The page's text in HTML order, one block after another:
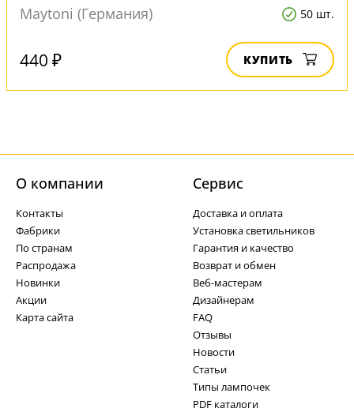
Maytoni (Германия)
50 шт.
440 ₽ КУПИТЬ
О компании
Контакты
Фабрики
По странам
Распродажа
Новинки
Акции
Карта сайта
Cервис
Доставка и оплата
Установка светильников
Гарантия и качество
Возврат и обмен
Веб-мастерам
Дизайнерам
FAQ
Отзывы
Новости
Статьи
Типы лампочек
PDF каталоги